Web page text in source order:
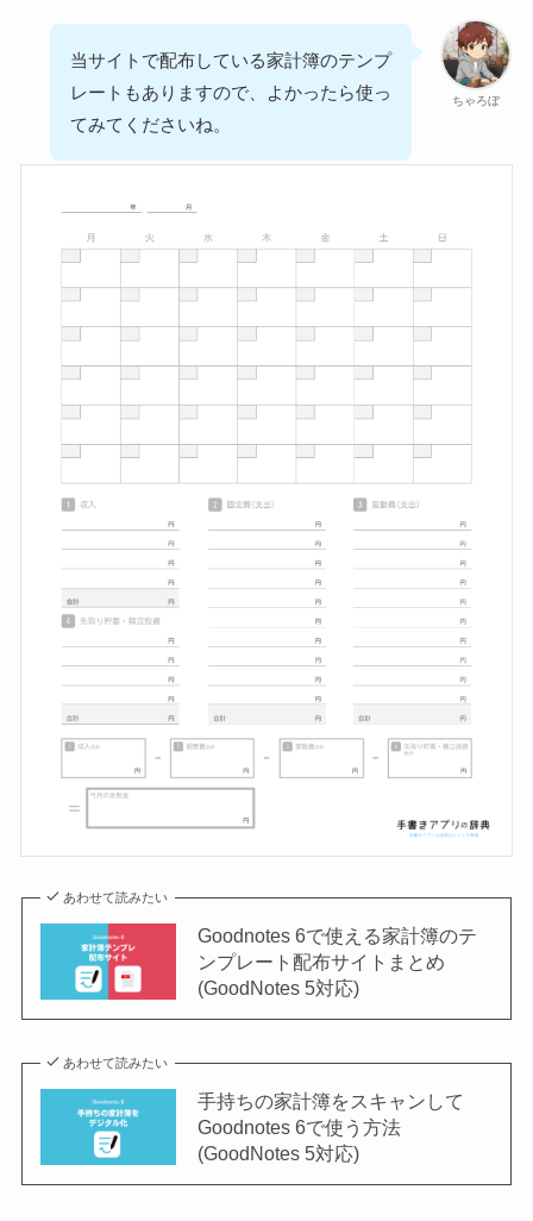
ちゃろぼ
当サイトで配布している家計簿のテンプ
レートもありますので、よかったら使っ
てみてくださいね。
あわせて読みたい
Goodnotes 6で使える家計簿のテ
ンプレート配布サイトまとめ
(GoodNotes 5対応)
あわせて読みたい
手持ちの家計簿をスキャンして
Goodnotes 6で使う方法
(GoodNotes 5対応)